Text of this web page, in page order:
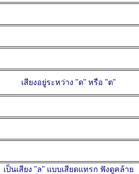
เสียงอยู่ระหว่าง "ด" หรือ "ต"
เป็นเสียง "ล" แบบเสียดแทรก ฟังดูคล้าย